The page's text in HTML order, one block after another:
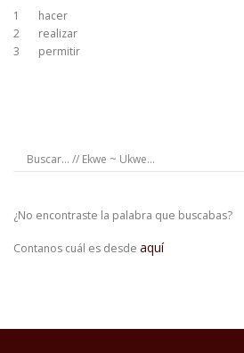
1
hacer
2
realizar
3
permitir
¿No encontraste la palabra que buscabas?
Contanos cuál es desde aquí